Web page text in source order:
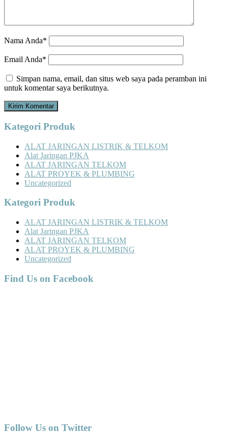
Nama Anda*
Email Anda*
Simpan nama, email, dan situs web saya pada peramban ini
untuk komentar saya berikutnya.
Kategori Produk
ALAT JARINGAN LISTRIK & TELKOM
Alat Jaringan PJKA
ALAT JARINGAN TELKOM
ALAT PROYEK & PLUMBING
Uncategorized
Kategori Produk
ALAT JARINGAN LISTRIK & TELKOM
Alat Jaringan PJKA
ALAT JARINGAN TELKOM
ALAT PROYEK & PLUMBING
Uncategorized
Find Us on Facebook
Follow Us on Twitter